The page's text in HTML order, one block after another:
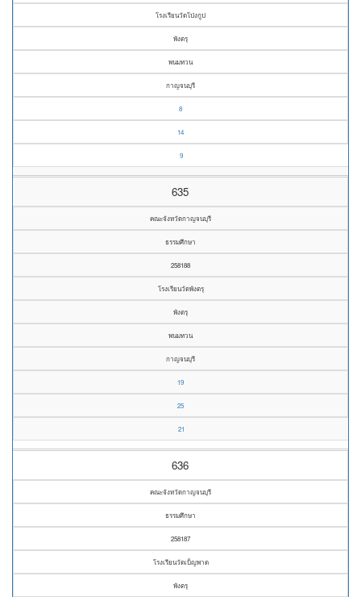
โรงเรียนวัดโป่งกูป
พังตรุ
พนมทวน
กาญจนบุรี
8
14
9
635
คณะจังหวัดกาญจนบุรี
ธรรมศึกษา
258188
โรงเรียนวัดพังตรุ
พังตรุ
พนมทวน
กาญจนบุรี
19
25
21
636
คณะจังหวัดกาญจนบุรี
ธรรมศึกษา
258187
โรงเรียนวัดเบ็ญพาด
พังตรุ